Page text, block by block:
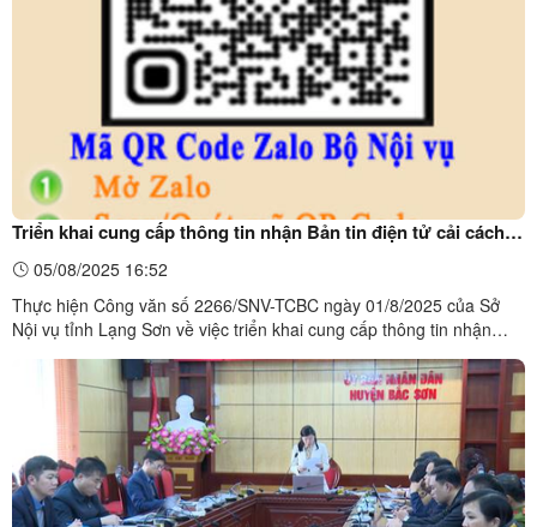
Triển khai cung cấp thông tin nhận Bản tin điện tử cải cách
hành chính (CCHC)
05/08/2025 16:52
Thực hiện Công văn số 2266/SNV-TCBC ngày 01/8/2025 của Sở
Nội vụ tỉnh Lạng Sơn về việc triển khai cung cấp thông tin nhận
Thiện Tân thông báo rộng rãi đến các cơ quan, đơn vị, các phòng
chuyên môn, Trung tâm phục vụ hành chính công ...